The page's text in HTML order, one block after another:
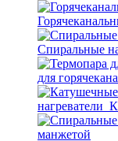
Спиральные
для